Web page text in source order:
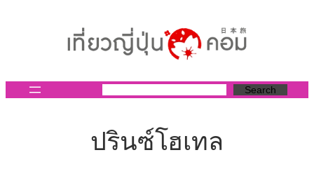
Search
ปรินซ์โฮเทล